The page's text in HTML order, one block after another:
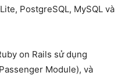
PostgreSQL, MySQL và
on Rails sử dụng
Module), và